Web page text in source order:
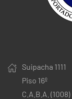
Suipacha 1111
Piso 16º
C.A.B.A. (1008)